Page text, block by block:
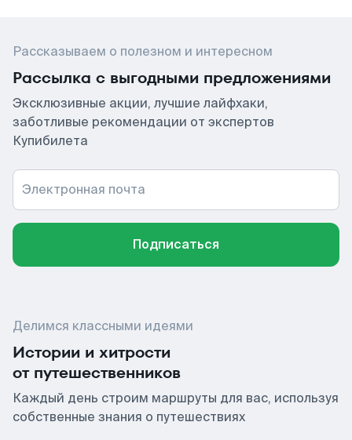
Рассказываем о полезном и интересном
Рассылка с выгодными предложениями
Эксклюзивные акции, лучшие лайфхаки,
заботливые рекомендации от экспертов
Купибилета
Электронная почта
Подписаться
Делимся классными идеями
Истории и хитрости
от путешественников
Каждый день строим маршруты для вас, используя
собственные знания о путешествиях